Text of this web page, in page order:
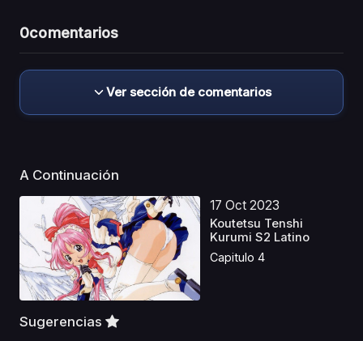
0comentarios
Ver sección de comentarios
A Continuación
17 Oct 2023
Koutetsu Tenshi
Kurumi S2 Latino
Capitulo 4
Sugerencias